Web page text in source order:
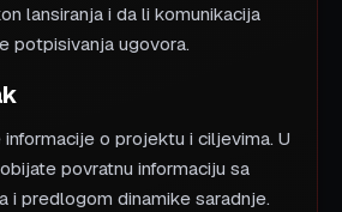
lansiranja i da li komunikacija
potpisivanja ugovora.
o projektu i ciljevima. U
povratnu informaciju sa
i predlogom dinamike saradnje.